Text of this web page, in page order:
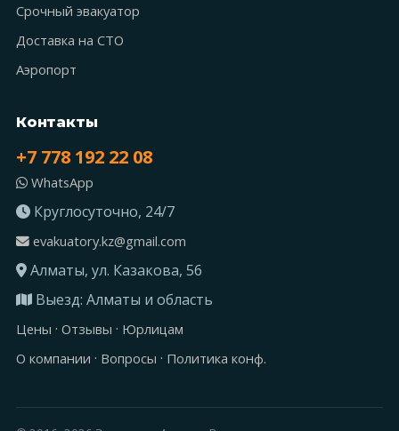
Срочный эвакуатор
Доставка на СТО
Аэропорт
Контакты
+7 778 192 22 08
WhatsApp
Круглосуточно, 24/7
evakuatory.kz@gmail.com
Алматы, ул. Казакова, 56
Выезд: Алматы и область
Цены · Отзывы · Юрлицам
О компании · Вопросы · Политика конф.